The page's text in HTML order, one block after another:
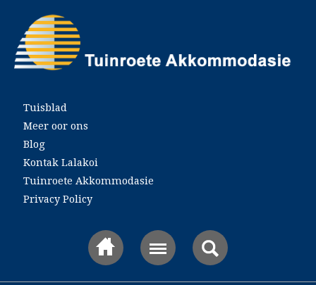
Main menu
Tuisblad
Meer oor ons
Blog
Kontak Lalakoi
Tuinroete Akkommodasie
Privacy Policy